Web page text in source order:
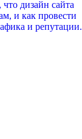
дизайн сайта
и как провести
и репутации.